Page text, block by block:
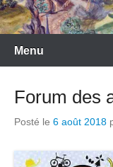
Menu
Forum des
Posté le 6 août 2018